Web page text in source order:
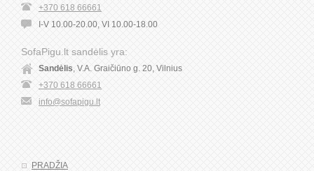
+370 618 66661
I-V 10.00-20.00, VI 10.00-18.00
SofaPigu.lt sandėlis yra:
Sandėlis , V.A. Graičiūno g. 20, Vilnius
+370 618 66661
info@sofapigu.lt
PRADŽIA